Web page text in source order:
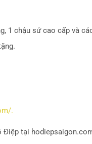
1 chậu sứ cao cấp và
.
tại